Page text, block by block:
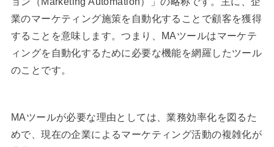
業のマーケティング施策を自動化することで顧客を獲得
することを意味します。つまり、MAツールはマーケテ
ィングを自動化するために必要な機能を網羅したツール
のことです。
MAツールが必要な理由としては、業務効率化を図るた
めで、現在の企業によるマーケティング活動の複雑化が